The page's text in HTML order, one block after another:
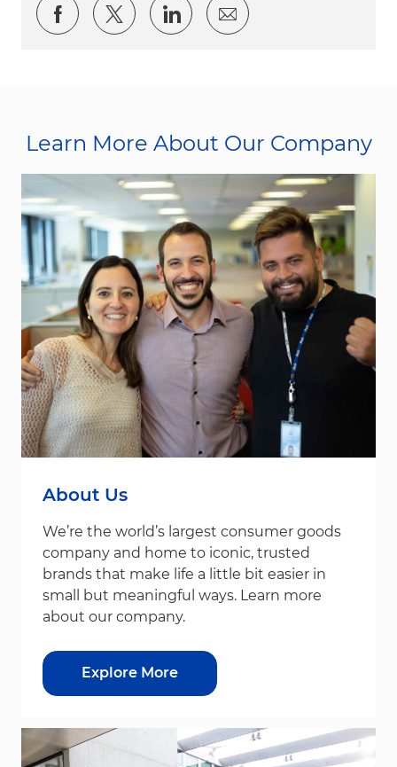
Share via Facebook
Share via twitter
Share via LinkedIn
Share via email
Learn More About Our Company
About Us
We’re the world’s largest consumer goods
company and home to iconic, trusted
brands that make life a little bit easier in
small but meaningful ways. Learn more
about our company.
Explore More